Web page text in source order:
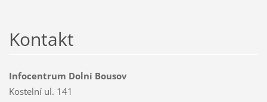
Kontakt
Infocentrum Dolní Bousov
Kostelní ul. 141